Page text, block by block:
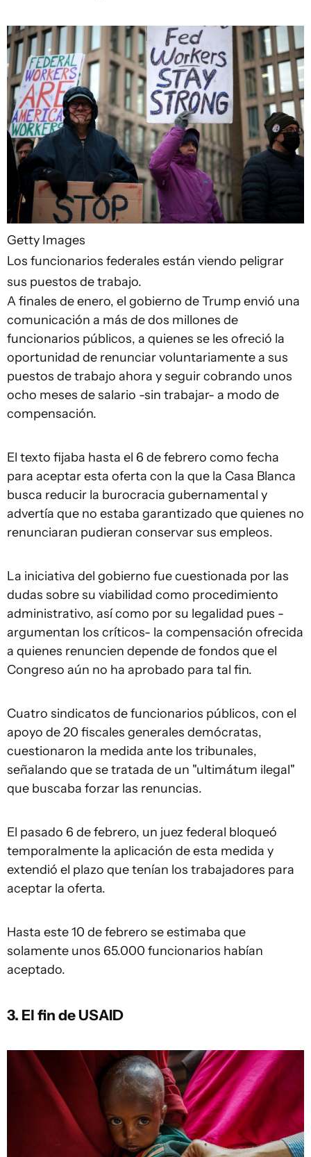
Getty Images
Los funcionarios federales están viendo peligrar
sus puestos de trabajo.
A finales de enero, el gobierno de Trump envió una
comunicación a más de dos millones de
funcionarios públicos, a quienes se les ofreció la
oportunidad de renunciar voluntariamente a sus
puestos de trabajo ahora y seguir cobrando unos
ocho meses de salario -sin trabajar- a modo de
compensación.
El texto fijaba hasta el 6 de febrero como fecha
para aceptar esta oferta con la que la Casa Blanca
busca reducir la burocracia gubernamental y
advertía que no estaba garantizado que quienes no
renunciaran pudieran conservar sus empleos.
La iniciativa del gobierno fue cuestionada por las
dudas sobre su viabilidad como procedimiento
administrativo, así como por su legalidad pues -
argumentan los críticos- la compensación ofrecida
a quienes renuncien depende de fondos que el
Congreso aún no ha aprobado para tal fin.
Cuatro sindicatos de funcionarios públicos, con el
apoyo de 20 fiscales generales demócratas,
cuestionaron la medida ante los tribunales,
señalando que se tratada de un "ultimátum ilegal"
que buscaba forzar las renuncias.
El pasado 6 de febrero, un juez federal bloqueó
temporalmente la aplicación de esta medida y
extendió el plazo que tenían los trabajadores para
aceptar la oferta.
Hasta este 10 de febrero se estimaba que
solamente unos 65.000 funcionarios habían
aceptado.
3. El fin de USAID